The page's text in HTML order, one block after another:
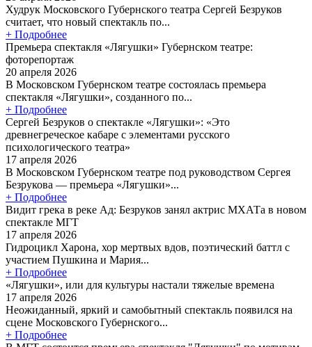
Худрук Московского Губернского театра Сергей Безруков
считает, что новый спектакль по...
+ Подробнее
Премьера спектакля «Лягушки» Губернском театре:
фоторепортаж
20 апреля 2026
В Московском Губернском театре состоялась премьера
спектакля «Лягушки», созданного по...
+ Подробнее
Сергей Безруков о спектакле «Лягушки»: «Это
древнегреческое кабаре с элементами русского
психологического театра»
17 апреля 2026
В Московском Губернском театре под руководством Сергея
Безрукова — премьера «Лягушки»...
+ Подробнее
Видит грека в реке Ад: Безруков занял актрис МХАТа в новом
спектакле МГТ
17 апреля 2026
Гидроцикл Харона, хор мертвых вдов, поэтический баттл с
участием Пушкина и Мария...
+ Подробнее
«Лягушки», или для культуры настали тяжелые времена
17 апреля 2026
Неожиданный, яркий и самобытный спектакль появился на
сцене Московского Губернского...
+ Подробнее